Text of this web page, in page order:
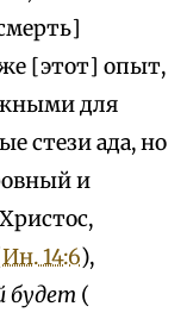
[этот] опыт,
для
стези ада, но
и
Ин. 14:6),
будет (